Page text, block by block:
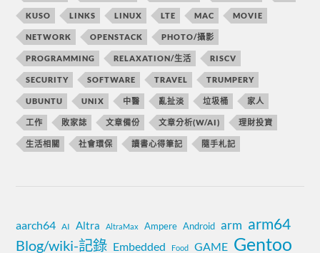
KUSO LINKS LINUX LTE MAC MOVIE
NETWORK OPENSTACK PHOTO/攝影
PROGRAMMING RELAXATION/生活 RISCV
SECURITY SOFTWARE TRAVEL TRUMPERY
UBUNTU UNIX 中醫 亂扯淡 垃圾桶 家人
工作 敗家誌 文章備份 文章分析(W/AI) 理財投資
生活相關 社會環保 讀書心得筆記 隨手札記
aarch64 AI Altra AltraMax Ampere Android arm arm64
Blog/wiki-記錄 Embedded Food GAME Gentoo